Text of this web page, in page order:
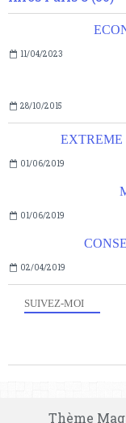
SUIVEZ-MOI
11/04/2023
28/10/2015
EXTREME
01/06/2019
01/06/2019
02/04/2019
Thème